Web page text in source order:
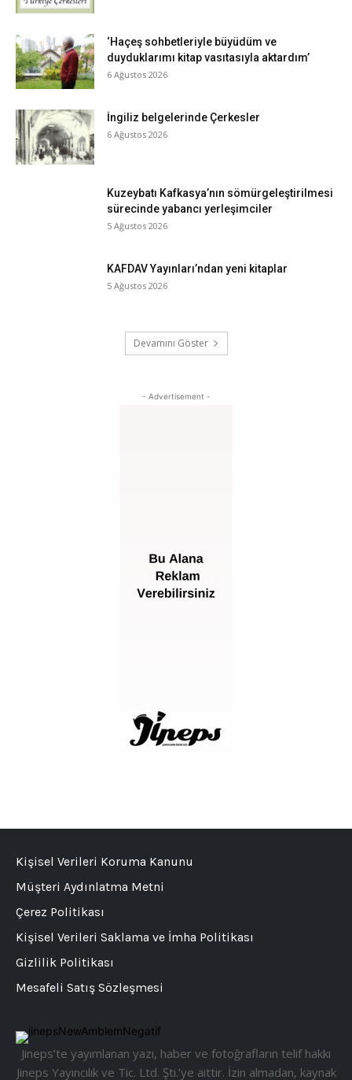
‘Haçeş sohbetleriyle büyüdüm ve
duyduklarımı kitap vasıtasıyla aktardım’
6 Ağustos 2026
İngiliz belgelerinde Çerkesler
6 Ağustos 2026
Kuzeybatı Kafkasya’nın sömürgeleştirilmesi
sürecinde yabancı yerleşimciler
5 Ağustos 2026
KAFDAV Yayınları’ndan yeni kitaplar
5 Ağustos 2026
Devamını Göster
- Advertisement -
Jineps’te yayımlanan yazı, haber ve fotoğrafların telif hakkı
Jineps Yayıncılık ve Tic. Ltd. Şti.’ye aittir. İzin almadan, kaynak
Kişisel Verileri Koruma Kanunu
Müşteri Aydınlatma Metni
Çerez Politikası
Kişisel Verileri Saklama ve İmha Politikası
Gizlilik Politikası
Mesafeli Satış Sözleşmesi